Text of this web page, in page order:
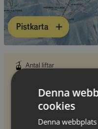
Pistkarta
Antal liftar
Röda pister
Denna
cookies
Denna